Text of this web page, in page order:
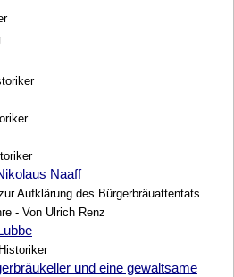
Naaff
Aufklärung des Bürgerbräuattentats
- Von Ulrich Renz
und eine gewaltsame